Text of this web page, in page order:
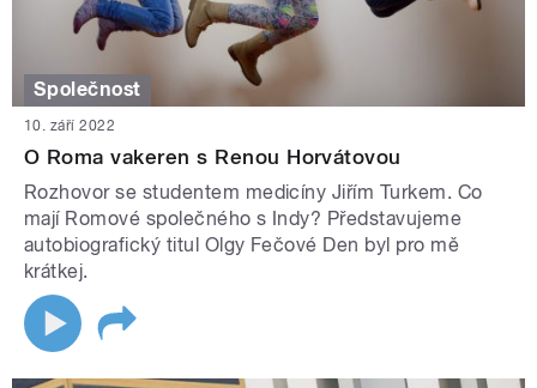
Společnost
10. září 2022
O Roma vakeren s Renou Horvátovou
Rozhovor se studentem medicíny Jiřím Turkem. Co
mají Romové společného s Indy? Představujeme
autobiografický titul Olgy Fečové Den byl pro mě
krátkej.